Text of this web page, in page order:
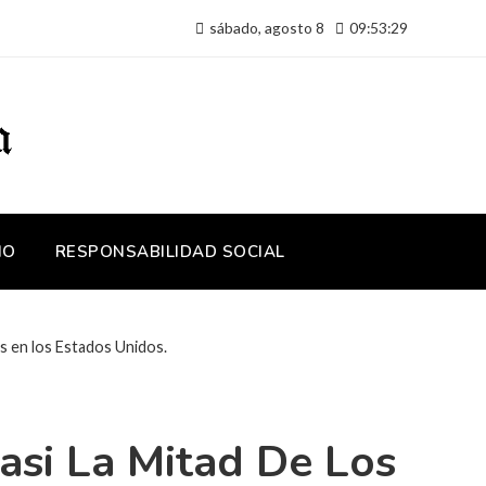
sábado, agosto 8 09:53:30
RESPONSABILIDAD SOCIAL
en los Estados Unidos.
La Mitad De Los